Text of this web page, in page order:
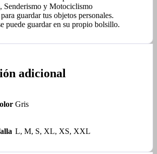
Senderismo y Motociclismo
guardar tus objetos personales.
puede guardar en su propio bolsillo.
adicional
Gris
L, M, S, XL, XS, XXL